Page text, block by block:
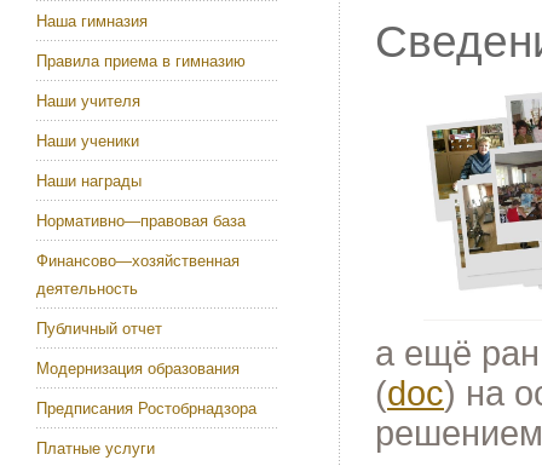
Наша гимназия
Правила приема в гимназию
Наши учителя
Наши ученики
Наши награды
Нормативно—правовая база
Финансово—хозяйственная
деятельность
Публичный отчет
Модернизация образования
Предписания Ростобрнадзора
Платные услуги
а ещё
(doc) на